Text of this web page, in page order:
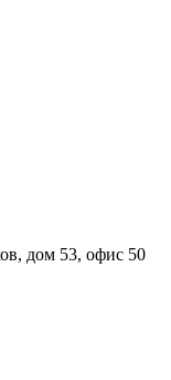
дом 53, офис 50